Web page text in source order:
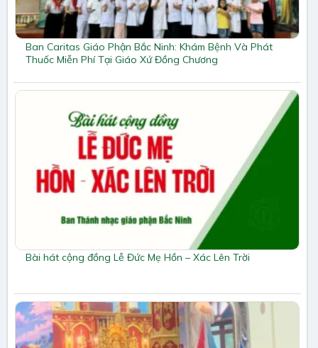
Ban Caritas Giáo Phận Bắc Ninh: Khám Bệnh Và Phát
Thuốc Miễn Phí Tại Giáo Xứ Đồng Chương
Bài hát cộng đồng Lễ Đức Mẹ Hồn – Xác Lên Trời